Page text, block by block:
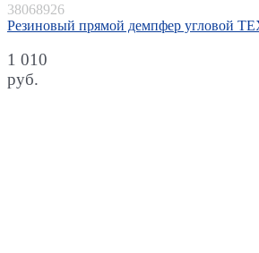
38068926
Резиновый прямой демпфер угловой
1 010
руб.